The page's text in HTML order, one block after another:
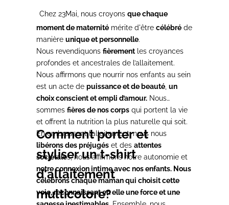
Chez 23Mai, nous croyons que chaque
moment de maternité mérite d'être célébré de
manière unique et personnelle.
Nous revendiquons fièrement les croyances
profondes et ancestrales de l’allaitement.
Nous affirmons que nourrir nos enfants au sein
est un acte de puissance et de beauté un
choix conscient et empli d’amour. Nous
sommes fières de nos corps qui portent la vie
et offrent la nutrition la plus naturelle qui soit.
En embrassant l’allaitement, nous nous
libérons des préjugés et des attentes
sociétales, nous affirmons notre autonomie et
notre connexion intime avec nos enfants. Nous
célébrons chaque maman qui choisit cette
voie, reconnaissant en elle une force et une
Comment porter et
styliser un t-shirt
d'allaitement
multicolore?